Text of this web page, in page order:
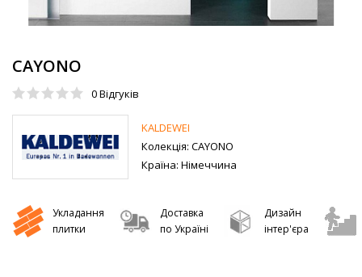
CAYONO
0Відгуків
KALDEWEI
Колекція: CAYONO
Країна: Німеччина
Укладання
плитки
Доставка
по Україні
Дизайн
інтер'єра